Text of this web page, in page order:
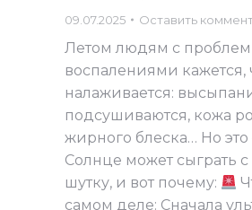
09.07.2025 Оставить
Летом людям с
воспалениями кажется,
налаживается:
подсушиваются, кожа
жирного блеска… Но
Солнце может сыграть
шутку, и вот почему:
самом деле: Сначала